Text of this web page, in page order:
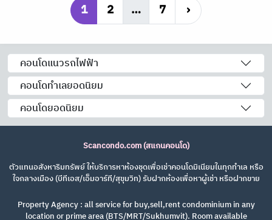
1 2 … 7 ›
คอนโดแนวรถไฟฟ้า
คอนโดทำเลยอดนิยม
คอนโดยอดนิยม
Scancondo.com (สแกนคอนโด)
ตัวแทนอสังหาริมทรัพย์ ให้บริการหาห้องชุดเพื่อเช่าคอนโดมิเนียมในทุกทำเล หรือ
ใจกลางเมือง (บีทีเอส/เอ็มอาร์ที/สุขุมวิท) รับฝากห้องเพื่อหาผู้เช่า หรือฝากขาย
Property Agency : all service for buy,sell,rent condominium in any
location or prime area (BTS/MRT/Sukhumvit). Room available